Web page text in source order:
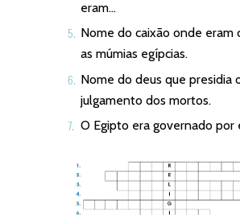
eram…
Nome do caixão onde eram
as múmias egípcias.
Nome do deus que presidia
julgamento dos mortos.
O Egipto era governado por